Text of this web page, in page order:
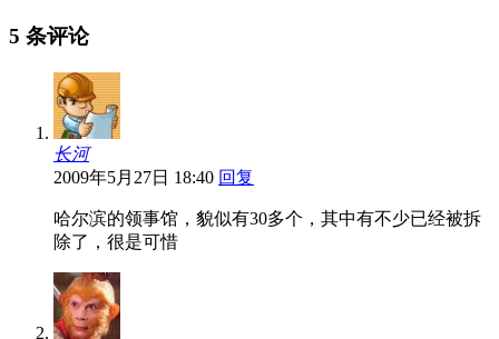
5 条评论
长河
2009年5月27日 18:40 回复
哈尔滨的领事馆，貌似有30多个，其中有不少已经被拆
除了，很是可惜